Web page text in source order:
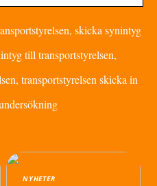
skicka synintyg
till transportstyrelsen,
transportstyrelsen skicka in
NYHETER